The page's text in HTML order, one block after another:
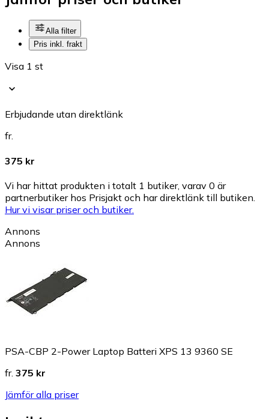
Alla filter
Pris inkl. frakt
Visa 1 st
Erbjudande utan direktlänk
fr.
375 kr
Vi har hittat produkten i totalt 1 butiker, varav 0 är
partnerbutiker hos Prisjakt och har direktlänk till butiken.
Hur vi visar priser och butiker.
Annons
Annons
PSA-CBP 2-Power Laptop Batteri XPS 13 9360 SE
fr. 375 kr
Jämför alla priser